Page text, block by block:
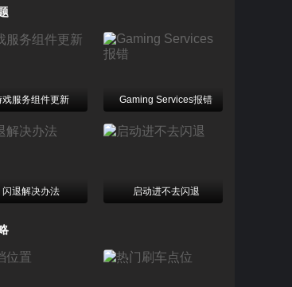
戏服务组件更新 Gaming Services报错
闪退解决办法 启动进不去闪退